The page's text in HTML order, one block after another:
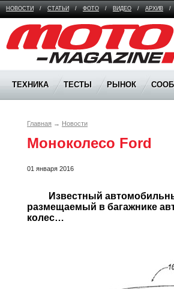
НОВОСТИ / СТАТЬИ / ФОТО / ВИДЕО / АРХИВ /
Moto Magazine
ТЕХНИКА ТЕСТЫ РЫНОК
Главная → Новости
Моноколесо Ford
01 января 2016
размещаемый в багажнике